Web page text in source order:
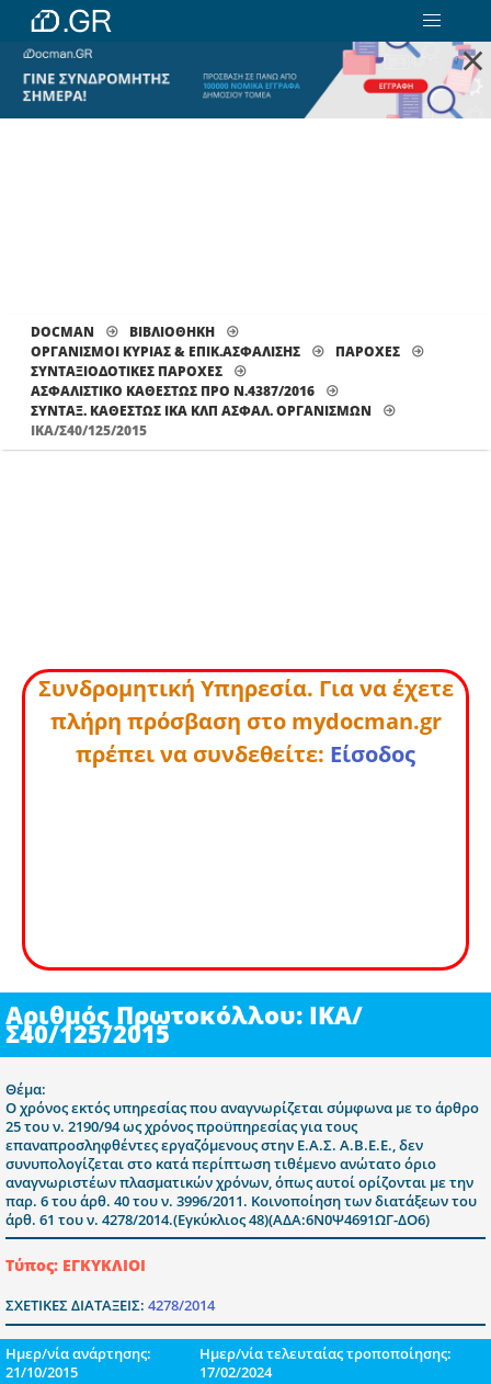
×
DOCMAN
ΒΙΒΛΙΟΘΗΚΗ
ΟΡΓΑΝΙΣΜΟΙ ΚΥΡΙΑΣ & ΕΠΙΚ.ΑΣΦΑΛΙΣΗΣ
ΠΑΡΟΧΕΣ
ΣΥΝΤΑΞΙΟΔΟΤΙΚΕΣ ΠΑΡΟΧΕΣ
ΑΣΦΑΛΙΣΤΙΚΟ ΚΑΘΕΣΤΩΣ ΠΡΟ Ν.4387/2016
ΣΥΝΤΑΞ. ΚΑΘΕΣΤΏΣ ΙΚΑ ΚΛΠ ΑΣΦΑΛ. ΟΡΓΑΝΙΣΜΏΝ
ΙΚΑ/Σ40/125/2015
Συνδρομητική Υπηρεσία. Για να έχετε
πλήρη πρόσβαση στο mydocman.gr
πρέπει να συνδεθείτε: Είσοδος
Αριθμός Πρωτοκόλλου: ΙΚΑ/
Σ40/125/2015
Θέμα:
Ο χρόνος εκτός υπηρεσίας που αναγνωρίζεται σύμφωνα με το άρθρο
25 του ν. 2190/94 ως χρόνος προϋπηρεσίας για τους
επαναπροσληφθέντες εργαζόμενους στην Ε.Α.Σ. Α.Β.Ε.Ε., δεν
συνυπολογίζεται στο κατά περίπτωση τιθέμενο ανώτατο όριο
αναγνωριστέων πλασματικών χρόνων, όπως αυτοί ορίζονται με την
παρ. 6 του άρθ. 40 του ν. 3996/2011. Κοινοποίηση των διατάξεων του
άρθ. 61 του ν. 4278/2014.(Εγκύκλιος 48)(ΑΔΑ:6Ν0Ψ4691ΩΓ-ΔΟ6)
Τύπος: ΕΓΚΥΚΛΙΟΙ
ΣΧΕΤΙΚΕΣ ΔΙΑΤΑΞΕΙΣ: 4278/2014
Ημερ/νία ανάρτησης:
21/10/2015
Ημερ/νία τελευταίας τροποποίησης:
17/02/2024